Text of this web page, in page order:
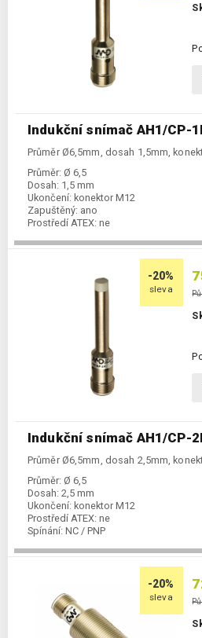
Indukční snímač AH1/CP-
Průměr Ø6,5mm, dosah 1,5mm,
Průměr: Ø 6,5
Dosah: 1,5 mm
Ukončení: konektor M12
Zapuštěný: ano
Prostředí ATEX: ne
-20%
sleva
Indukční snímač AH1/CP-
Průměr Ø6,5mm, dosah 2,5mm,
Průměr: Ø 6,5
Dosah: 2,5 mm
Ukončení: konektor M12
Prostředí ATEX: ne
Spínání: NC / PNP
-20%
sleva